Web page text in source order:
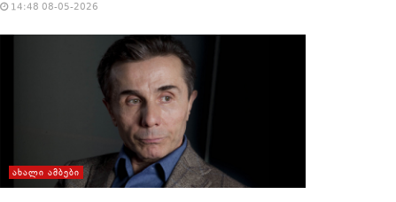
14:48 08-05-2026
ᲐᲮᲐᲚᲘ ᲐᲛᲑᲔᲑᲘ